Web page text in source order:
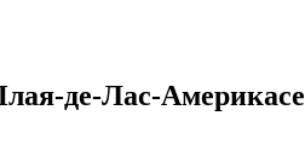
де-Лас-Америкасе